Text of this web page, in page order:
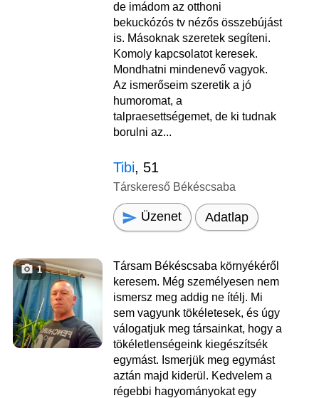
de imádom az otthoni
bekuckózós tv nézős összebújást
is. Másoknak szeretek segíteni.
Komoly kapcsolatot keresek.
Mondhatni mindenevő vagyok.
Az ismerőseim szeretik a jó
humoromat, a
talpraesettségemet, de ki tudnak
borulni az...
Tibi, 51
Társkereső Békéscsaba
Üzenet Adatlap
1
Társam Békéscsaba környékéről
keresem. Még személyesen nem
ismersz meg addig ne ítélj. Mi
sem vagyunk tökéletesek, és úgy
válogatjuk meg társainkat, hogy a
tökéletlenségeink kiegészítsék
egymást. Ismerjük meg egymást
aztán majd kiderül. Kedvelem a
régebbi hagyományokat egy